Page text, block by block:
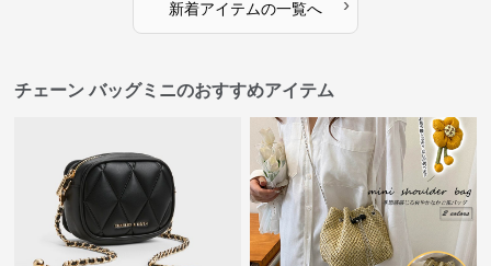
新着アイテムの一覧へ ›
チェーン バッグミニのおすすめアイテム